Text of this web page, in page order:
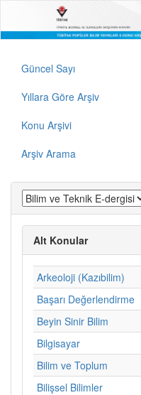
Güncel Sayı
Yıllara Göre Arşiv
Konu Arşivi
Arşiv Arama
Alt Konular
Arkeoloji (Kazıbilim)
Başarı Değerlendirme
Beyin Sinir Bilim
Bilgisayar
Bilim ve Toplum
Bilişsel Bilimler